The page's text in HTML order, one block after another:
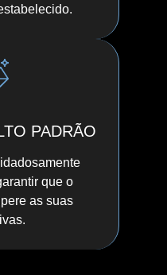
PADRÃO
que o
as suas